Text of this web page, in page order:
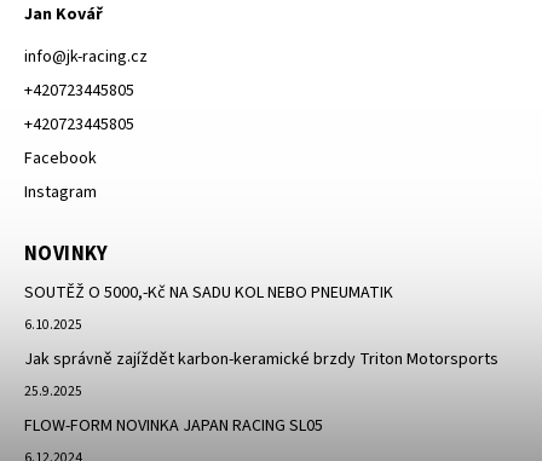
Jan Kovář
info@jk-racing.cz
+420723445805
+420723445805
Facebook
Instagram
NOVINKY
SOUTĚŽ O 5000,-Kč NA SADU KOL NEBO PNEUMATIK
6.10.2025
Jak správně zajíždět karbon-keramické brzdy Triton Motorsports
25.9.2025
FLOW-FORM NOVINKA JAPAN RACING SL05